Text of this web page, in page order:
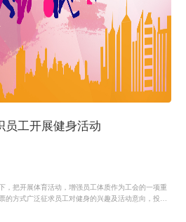
员工开展健身活动
，把开展体育活动，增强员工体质作为工会的一项重
的方式广泛征求员工对健身的兴趣及活动意向，投票